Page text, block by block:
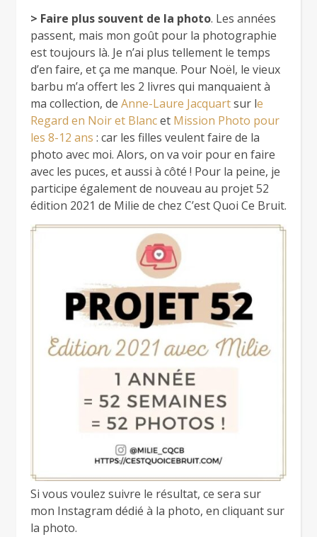
> Faire plus souvent de la photo. Les années
passent, mais mon goût pour la photographie
est toujours là. Je n’ai plus tellement le temps
d’en faire, et ça me manque. Pour Noël, le vieux
barbu m’a offert les 2 livres qui manquaient à
ma collection, de Anne-Laure Jacquartsur le
Regard en Noir et Blancet Mission Photo pour
les 8-12 ans : car les filles veulent faire de la
photo avec moi. Alors, on va voir pour en faire
avec les puces, et aussi à côté ! Pour la peine, je
participe également de nouveau au projet 52
édition 2021 de Milie de chez C’est Quoi Ce Bruit.
Si vous voulez suivre le résultat, ce sera sur
mon Instagram dédié à la photo, en cliquant sur
la photo.